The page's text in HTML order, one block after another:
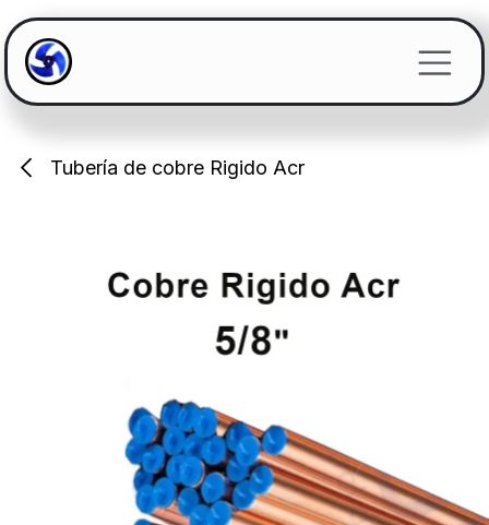
Ir al contenido
Tubería de cobre Rigido Acr